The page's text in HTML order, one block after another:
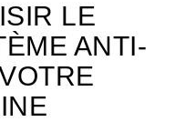
LE
ANTI-